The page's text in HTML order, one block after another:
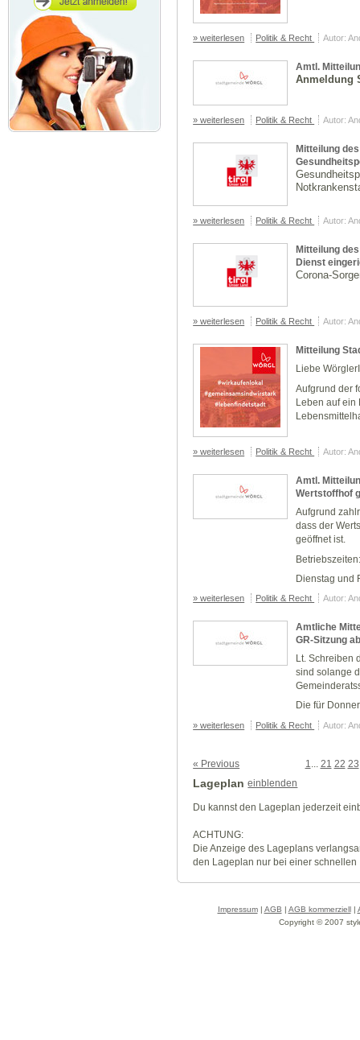
» weiterlesen Politik & Recht Autor:
Amtl.
Anmeldung
» weiterlesen Politik & Recht Autor:
Mitteilung
» weiterlesen Politik & Recht Autor:
Mitteilung
Dienst
Corona-
» weiterlesen Politik & Recht Autor:
Mitteilung
Liebe
Aufgrund der
Leben auf ein
» weiterlesen Politik & Recht Autor:
Amtl.
Wertstoffhof
Aufgrund
dass der
geöffnet ist.
Dienstag und
» weiterlesen Politik & Recht Autor:
Amtliche
GR-Sitzung
Lt. Schreiben
sind solange
Die für
» weiterlesen Politik & Recht Autor:
« Previous 1 21 22 23
Lageplan einblenden
Du kannst den Lageplan jederzeit
ACHTUNG:
Die Anzeige des Lageplans
den Lageplan nur bei einer
Impressum| AGB | AGB kommerziell|
Copyright © 2007